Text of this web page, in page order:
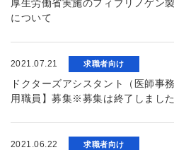
厚生労働省実施のフィブリノゲン
について
2021.07.21 求職者向け
ドクターズアシスタント（医師事
用職員】募集※募集は終了しました
2021.06.22 求職者向け